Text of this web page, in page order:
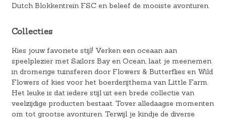
Dutch Blokkentrein FSC en beleef de mooiste avonturen.
Collecties
Kies jouw favoriete stijl! Verken een oceaan aan
speelplezier met Sailors Bay en Ocean, laat je meenemen
in dromerige tuinsferen door Flowers & Butterflies en Wild
Flowers of kies voor het boerderijthema van Little Farm.
Het leuke is dat iedere stijl uit een brede collectie van
veelzijdige producten bestaat. Tover alledaagse momenten
om tot grootse avonturen. Terwijl je kindje de diverse